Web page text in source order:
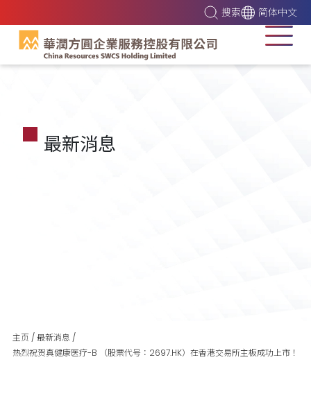
搜索 简体中文
最新消息
主页 /最新消息 /
热烈祝贺真健康医疗-B （股票代号：2697.HK）在香港交易所主板成功上市！